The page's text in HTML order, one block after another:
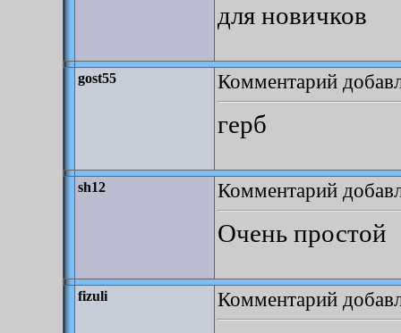
для новичков
gost55 Комментарий
герб
sh12 Комментарий
Очень простой
fizuli Комментарий